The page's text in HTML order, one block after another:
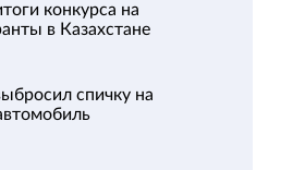
конкурса на
в Казахстане
спичку на